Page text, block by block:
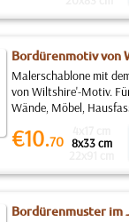
Bordürenmotiv von
Malerschablone mit
von Wiltshire'-Motiv.
Wände, Möbel,
€10.70 8x33 cm
Bordürenmuster im